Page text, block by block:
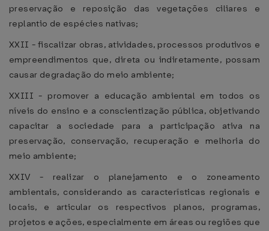
preservação e reposição das vegetações ciliares e
replantio de espécies nativas;
XXII - fiscalizar obras, atividades, processos produtivos e
empreendimentos que, direta ou indiretamente, possam
causar degradação do meio ambiente;
XXIII - promover a educação ambiental em todos os
níveis do ensino e a conscientização pública, objetivando
capacitar a sociedade para a participação ativa na
preservação, conservação, recuperação e melhoria do
meio ambiente;
XXIV - realizar o planejamento e o zoneamento
ambientais, considerando as características regionais e
locais, e articular os respectivos planos, programas,
projetos e ações, especialmente em áreas ou regiões que